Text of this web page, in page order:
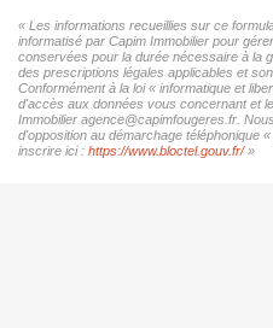
« Les informations recueillies sur ce
informatisé par Capim Immobilier pour
conservées pour la durée nécessaire à la
des prescriptions légales applicables et
Conformément à la loi « informatique et
d'accès aux données vous concernant et
Immobilier agence@capimfougeres.fr.
d'opposition au démarchage téléphonique
inscrire ici : https://www.bloctel.gouv.fr/»